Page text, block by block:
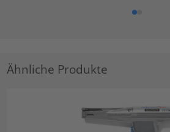
Ähnliche Produkte